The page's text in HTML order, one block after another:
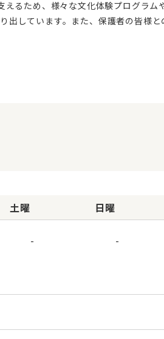
出しています。また、保護者の皆様と
土曜
-
日曜
-